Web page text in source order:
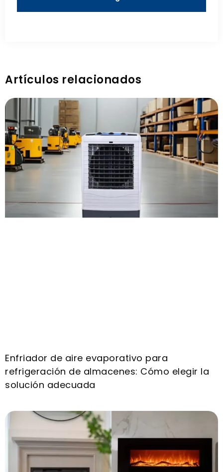
Artículos relacionados
Enfriador de aire evaporativo para
refrigeración de almacenes: Cómo elegir la
solución adecuada